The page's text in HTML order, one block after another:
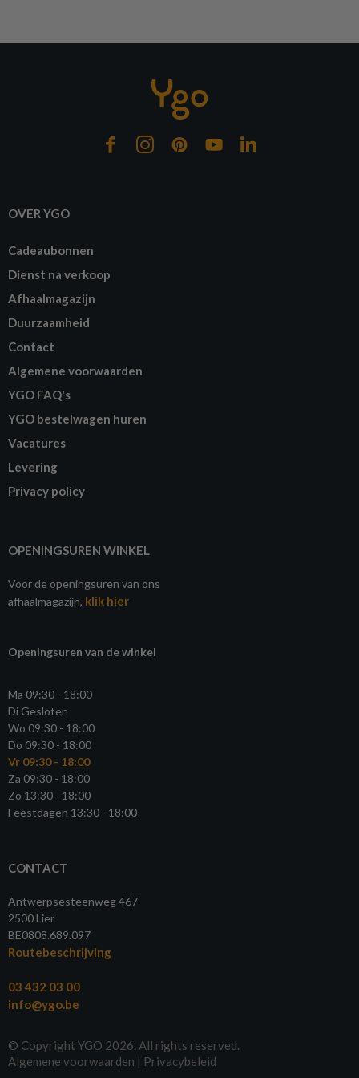
OVER YGO
Cadeaubonnen
Dienst na verkoop
Afhaalmagazijn
Duurzaamheid
Contact
Algemene voorwaarden
YGO FAQ's
YGO bestelwagen huren
Vacatures
Levering
Privacy policy
OPENINGSUREN WINKEL
Voor de openingsuren van ons
afhaalmagazijn, klik hier
Openingsuren van de winkel
Ma 09:30 - 18:00
Di Gesloten
Wo 09:30 - 18:00
Do 09:30 - 18:00
Vr 09:30 - 18:00
Za 09:30 - 18:00
Zo 13:30 - 18:00
Feestdagen 13:30 - 18:00
CONTACT
Antwerpsesteenweg 467
2500 Lier
BE0808.689.097
Routebeschrijving
03 432 03 00
info@ygo.be
© Copyright YGO 2026. All rights reserved.
Algemene voorwaarden | Privacybeleid